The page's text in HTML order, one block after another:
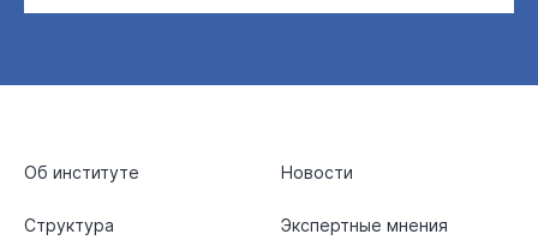
Об институте
Структура
Новости
Экспертные мнения